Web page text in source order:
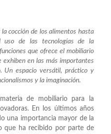
cocción de los alimentos hasta
uso de las tecnologías de la
que ofrece el mobiliario
exhiben en las más importantes
Un espacio versátil, práctico y
y la imaginación.
de mobiliario para la
En los últimos años
una importancia mayor de la
que ha recibido por parte de